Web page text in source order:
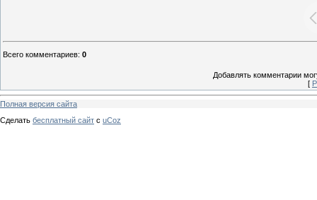
Всего комментариев: 0
Добавлять комментарии
[
Полная версия сайта
Сделать бесплатный сайт с uCoz